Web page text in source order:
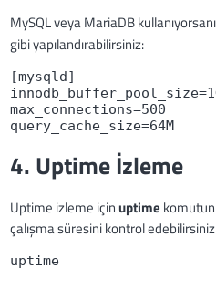
MySQL veya MariaDB
gibi yapılandırabilirsiniz:
[mysqld]
max_connections=500
query_cache_size=64M
4. Uptime İzleme
Uptime izleme içinuptime
çalışma süresini kontrol
uptime